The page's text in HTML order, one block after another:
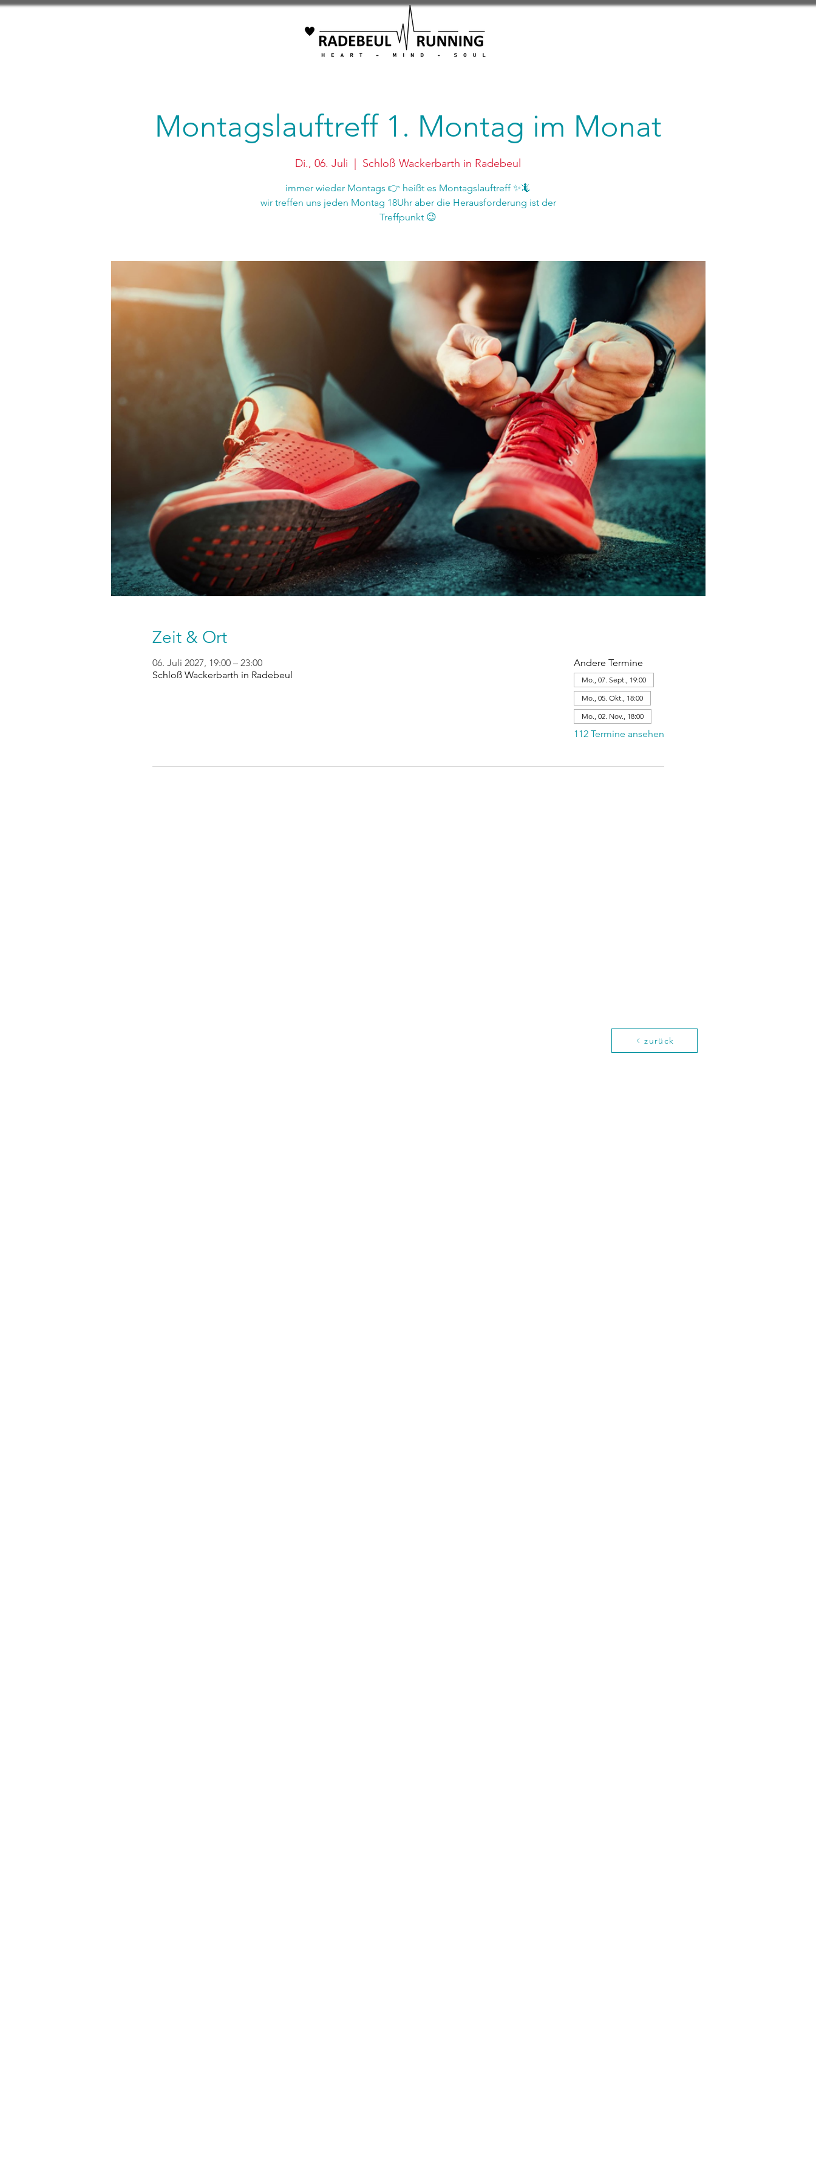
Montagslauftreff 1. Montag im Monat
Di., 06. Juli Schloß Wackerbarth in Radebeul
immer wieder Montags 👉 heißt es Montagslauftreff ✨🦎
wir treffen uns jeden Montag 18Uhr aber die Herausforderung ist der
Zeit & Ort
06. Juli 2027, 19:00 – 23:00
Schloß Wackerbarth in Radebeul
Andere Termine
Mo., 07. Sept., 19:00
Mo., 05. Okt., 18:00
Mo., 02. Nov., 18:00
112 Termine ansehen
zurück